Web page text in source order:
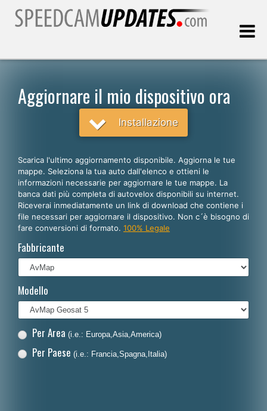
Italiano
English
Español
Deutsch
Polski
Dansk
Aggiornare il mio dispositivo ora
Installazione
Scarica l'ultimo aggiornamento disponibile. Aggiorna le tue
mappe. Seleziona la tua auto dall'elenco e ottieni le
informazioni necessarie per aggiornare le tue mappe. La
banca dati più completa di autovelox disponibili su internet.
Riceverai inmediatamente un link di download che contiene i
file necessari per aggiornare il dispositivo. Non c´è bisogno di
fare conversioni di formato. 100% Legale
Fabbricante
Modello
Per Area (i.e.: Europa,Asia,America)
Per Paese (i.e.: Francia,Spagna,Italia)